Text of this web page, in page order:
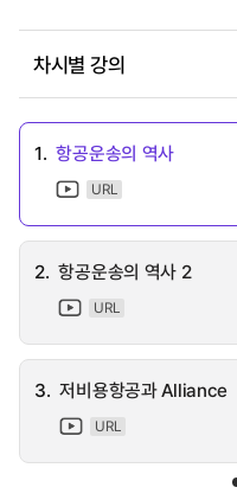
차시별 강의
1. 항공운송의 역사
URL
2. 항공운송의 역사 2
URL
3. 저비용항공과 Alliance
URL